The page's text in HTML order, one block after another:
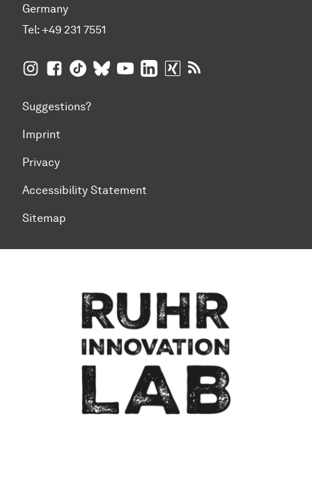
Germany
Tel: +49 231 7551
TU Dortmund University on Instagram
TU Dortmund University on Facebook
TU Dortmund University on TikTok
TU Dortmund University on BlueSky
TU Dortmund University on
TU Dortmund University on
TU Dortmund University
Suggestions?
Imprint
Privacy
Accessibility Statement
Sitemap